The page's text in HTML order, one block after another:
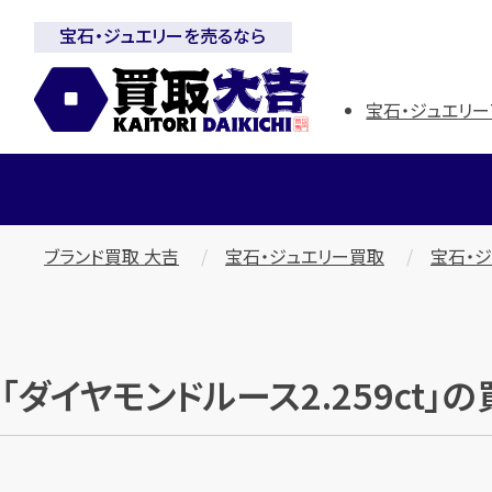
宝石・ジュエリーを売るなら
宝石・ジュエリ
ブランド買取 大吉 宝石・ジュエリー買取 宝石・
「ダイヤモンドルース2.259ct」